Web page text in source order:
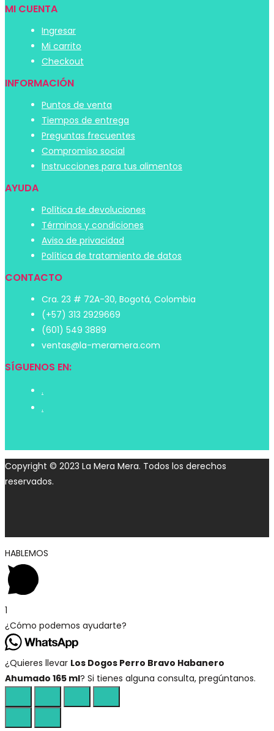
MI CUENTA
Ingresar
Mi carrito
Checkout
INFORMACIÓN
Puntos de venta
Tiempos de entrega
Preguntas frecuentes
Compromiso social
Instrucciones para tus alimentos
AYUDA
Política de devoluciones
Términos y condiciones
Aviso de privacidad
Política de tratamiento de datos
CONTACTO
Cra. 23 # 72A-30, Bogotá, Colombia
(+57) 313 2929669
(601) 549 3889
ventas@la-meramera.com
SÍGUENOS EN:
.
.
Copyright © 2023 La Mera Mera. Todos los derechos
reservados.
HABLEMOS
1
¿Cómo podemos ayudarte?
¿Quieres llevar Los Dogos Perro Bravo Habanero
Ahumado 165 ml? Si tienes alguna consulta, pregúntanos.